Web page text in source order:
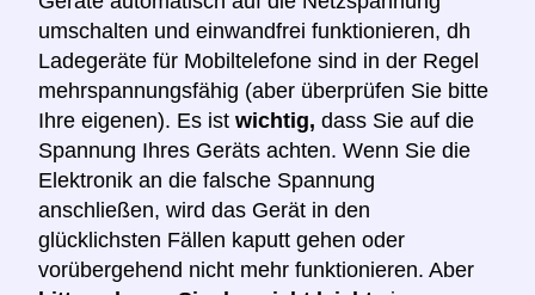
umschalten und einwandfrei funktionieren, dh
Ladegeräte für Mobiltelefone sind in der Regel
mehrspannungsfähig (aber überprüfen Sie bitte
Ihre eigenen). Es ist wichtig, dass Sie auf die
Spannung Ihres Geräts achten. Wenn Sie die
Elektronik an die falsche Spannung
anschließen, wird das Gerät in den
glücklichsten Fällen kaputt gehen oder
vorübergehend nicht mehr funktionieren. Aber